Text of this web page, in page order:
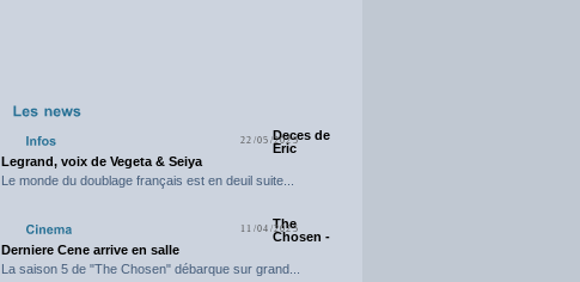
22/05/2025Deces de
Eric
Legrand, voix de Vegeta & Seiya
Le monde du doublage français est en deuil suite...
11/04/2025
The
Chosen -
Derniere Cene arrive en salle
La saison 5 de "The Chosen" débarque sur grand...